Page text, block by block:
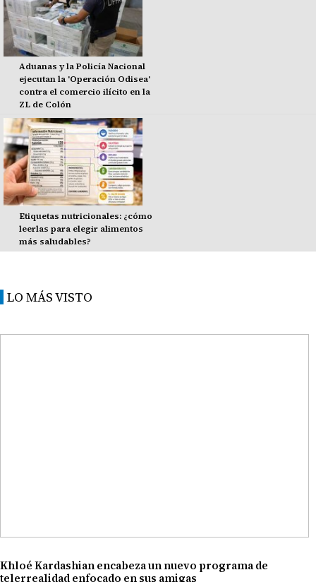
Aduanas y la Policía Nacional
ejecutan la 'Operación Odisea'
contra el comercio ilícito en la
ZL de Colón
Etiquetas nutricionales: ¿cómo
leerlas para elegir alimentos
más saludables?
LO MÁS VISTO
Khloé Kardashian encabeza un nuevo programa de
telerrealidad enfocado en sus amigas